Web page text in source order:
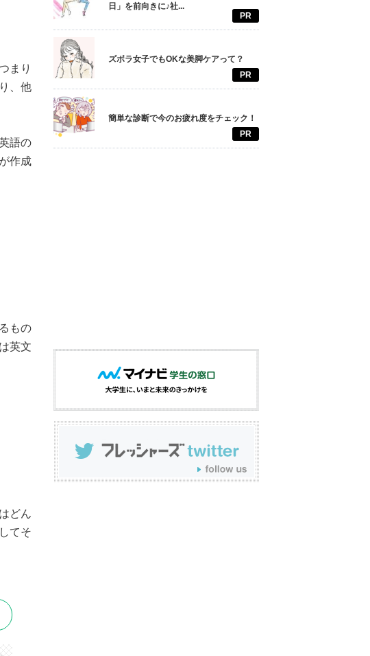
まり
、他
語の
作成
もの
英文
どん
てそ
日」を前向きに♪社...
PR
ズボラ女子でもOKな美脚ケアって？
PR
簡単な診断で今のお疲れ度をチェック！
PR